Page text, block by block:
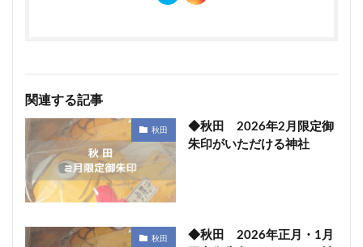
関連する記事
秋田
◆秋田 2026年2月限定御
朱印がいただける神社
秋田
◆秋田 2026年正月・1月